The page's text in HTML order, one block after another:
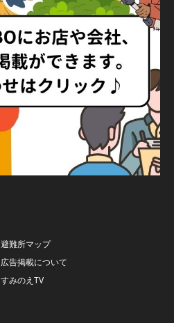
避難所マップ
広告掲載について
すみのえTV